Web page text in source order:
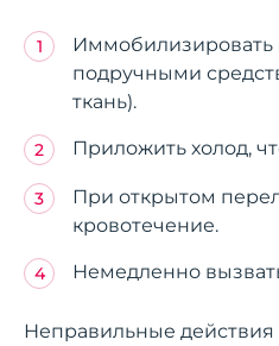
Иммобилизировать
подручными
ткань).
Приложить холод,
При открытом
кровотечение.
Немедленно
Неправильные действия